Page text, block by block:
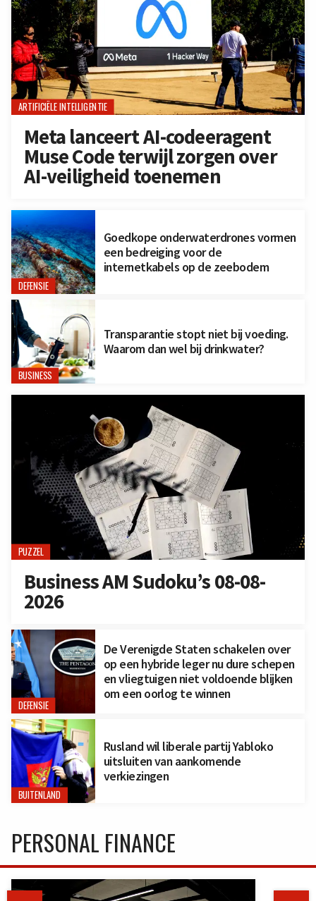
ARTIFICIËLE INTELLIGENTIE
Meta lanceert AI-codeeragent
Muse Code terwijl zorgen over
AI-veiligheid toenemen
DEFENSIE
Goedkope onderwaterdrones vormen
een bedreiging voor de
internetkabels op de zeebodem
BUSINESS
Transparantie stopt niet bij voeding.
Waarom dan wel bij drinkwater?
PUZZEL
Business AM Sudoku’s 08-08-
2026
DEFENSIE
De Verenigde Staten schakelen over
op een hybride leger nu dure schepen
en vliegtuigen niet voldoende blijken
om een oorlog te winnen
BUITENLAND
Rusland wil liberale partij Yabloko
uitsluiten van aankomende
verkiezingen
PERSONAL FINANCE